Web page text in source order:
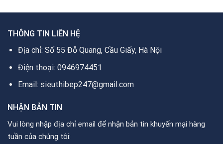
THÔNG TIN LIÊN HỆ
Địa chỉ: Số 55 Đỗ Quang, Cầu Giấy, Hà Nội
Điện thoại: 0946974451
Email: sieuthibep247@gmail.com
NHẬN BẢN TIN
Vui lòng nhập địa chỉ email để nhận bản tin khuyến mại hàng
tuần của chúng tôi: